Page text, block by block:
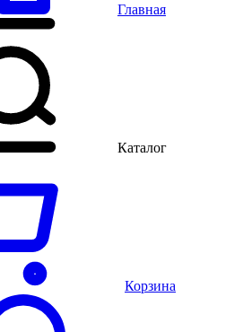
Главная
Каталог
Корзина